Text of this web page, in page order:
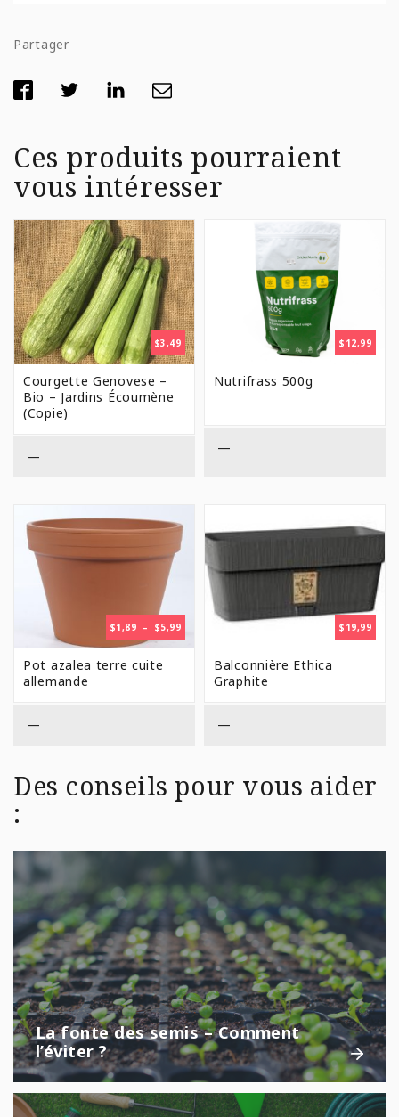
Partager
Ces produits pourraient
vous intéresser
$3,49
Courgette Genovese –
Bio – Jardins Écoumène
(Copie)
—
$ 12,99
Nutrifrass 500g
—
$1,89 – $5,99PLAGE
DE
Pot azalea terre cuite
allemande
—
$ 19,99
Balconnière Ethica
Graphite
—
Des conseils pour vous aider
:
La fonte des semis – Comment
l’éviter ?